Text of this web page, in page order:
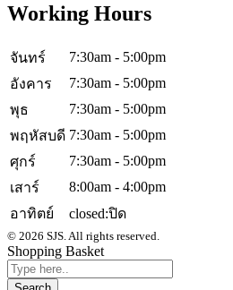
Working Hours
จันทร์
7:30am - 5:00pm
อังคาร
7:30am - 5:00pm
พุธ
7:30am - 5:00pm
พฤหัสบดี 7:30am - 5:00pm
ศุกร์
7:30am - 5:00pm
เสาร์
8:00am - 4:00pm
อาทิตย์
closed:ปิด
© 2026 SJS. All rights reserved.
Shopping Basket